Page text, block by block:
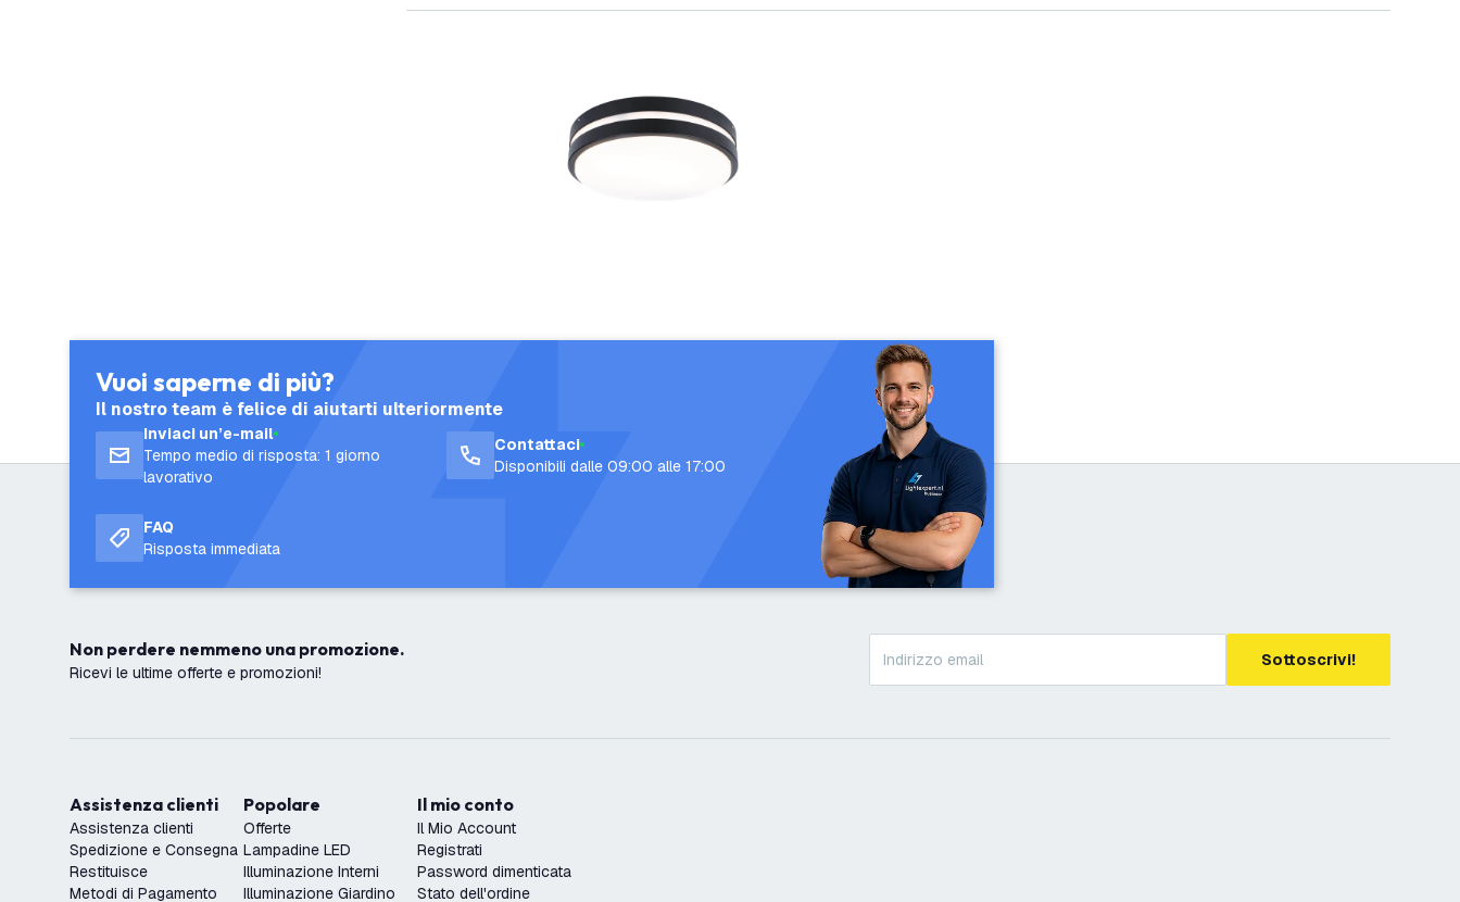
Vuoi saperne di più?
Il nostro team è felice di aiutarti ulteriormente
Inviaci un’e-mail
Tempo medio di risposta: 1 giorno
lavorativo
Contattaci
Disponibili dalle 09:00 alle 17:00
FAQ
Risposta immediata
Non perdere nemmeno una promozione.
Ricevi le ultime offerte e promozioni!
Sottoscrivi!
Assistenza clienti
Assistenza clienti
Spedizione e Consegna
Restituisce
Metodi di Pagamento
Popolare
Offerte
Lampadine LED
Illuminazione Interni
Illuminazione Giardino
Il mio conto
Il Mio Account
Registrati
Password dimenticata
Stato dell'ordine